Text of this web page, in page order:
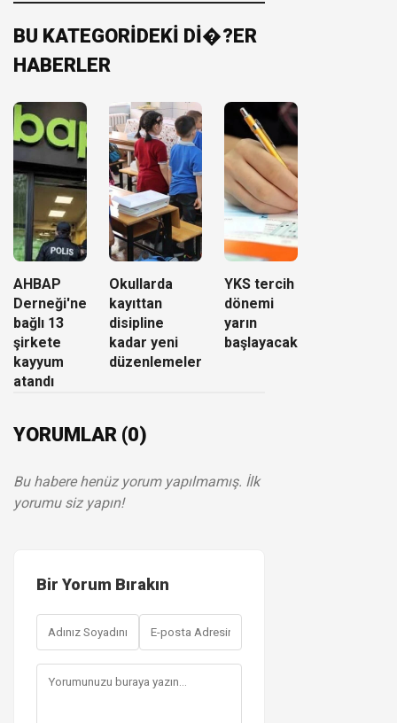
BU KATEGORİDEKİ Dİ�?ER
HABERLER
AHBAP
Derneği'ne
bağlı 13
şirkete
kayyum
atandı
Okullarda
kayıttan
disipline
kadar yeni
düzenlemeler
YKS tercih
dönemi
yarın
başlayacak
YORUMLAR (0)
Bu habere henüz yorum yapılmamış. İlk
yorumu siz yapın!
Bir Yorum Bırakın